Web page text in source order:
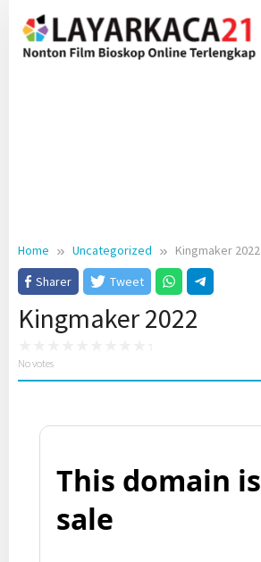
content
Home Uncategorized
Kingmaker 2022
Sharer
Tweet
Kingmaker 2022
No votes